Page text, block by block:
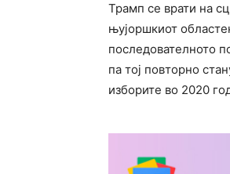
Трамп се врати на
њујоршкиот
последователното
па тој повторно
изборите во 2020